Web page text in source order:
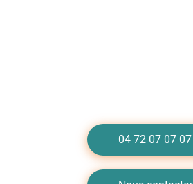
04 72 07 07 07